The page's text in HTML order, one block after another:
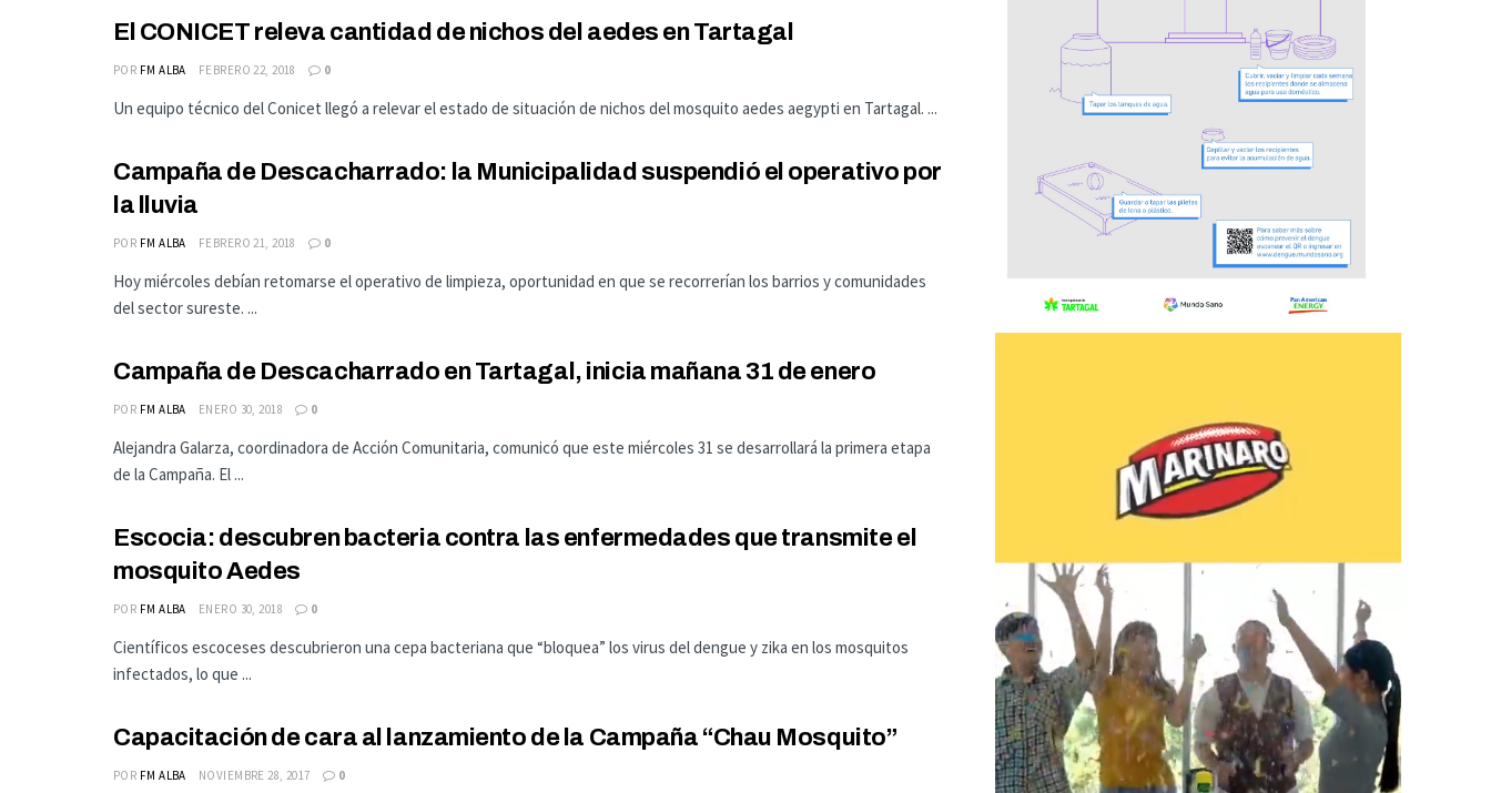
El CONICET releva cantidad de nichos del aedes en Tartagal
POR FM ALBA FEBRERO 22, 2018 0
Un equipo técnico del Conicet llegó a relevar el estado de situación de nichos del mosquito aedes aegypti en Tartagal. ...
Campaña de Descacharrado: la Municipalidad suspendió el operativo por
la lluvia
POR FM ALBA FEBRERO 21, 2018 0
Hoy miércoles debían retomarse el operativo de limpieza, oportunidad en que se recorrerían los barrios y comunidades
del sector sureste. ...
Campaña de Descacharrado en Tartagal, inicia mañana 31 de enero
POR FM ALBA ENERO 30, 2018 0
Alejandra Galarza, coordinadora de Acción Comunitaria, comunicó que este miércoles 31 se desarrollará la primera etapa
de la Campaña. El ...
Escocia: descubren bacteria contra las enfermedades que transmite el
mosquito Aedes
POR FM ALBA ENERO 30, 2018 0
Científicos escoceses descubrieron una cepa bacteriana que “bloquea” los virus del dengue y zika en los mosquitos
infectados, lo que ...
Capacitación de cara al lanzamiento de la Campaña “Chau Mosquito”
POR FM ALBA NOVIEMBRE 28, 2017 0